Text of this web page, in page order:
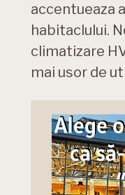
accentueaza
habitaclului.
climatizare
mai usor de